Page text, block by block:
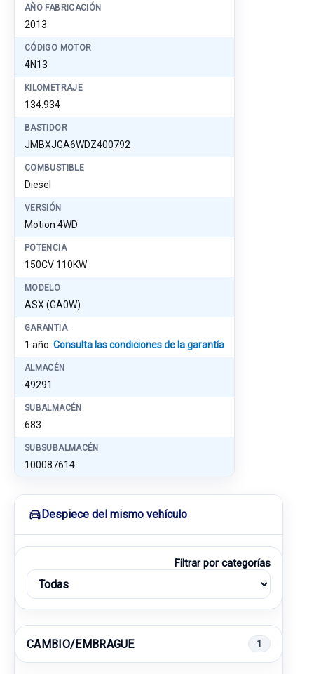
AÑO FABRICACIÓN
2013
CÓDIGO MOTOR
4N13
KILOMETRAJE
134.934
BASTIDOR
JMBXJGA6WDZ400792
COMBUSTIBLE
Diesel
VERSIÓN
Motion 4WD
POTENCIA
150CV 110KW
MODELO
ASX (GA0W)
GARANTIA
1 año Consulta las condiciones de la garantía
ALMACÉN
49291
SUBALMACÉN
683
SUBSUBALMACÉN
100087614
Despiece del mismo vehículo
Filtrar por categorías
CAMBIO/EMBRAGUE 1